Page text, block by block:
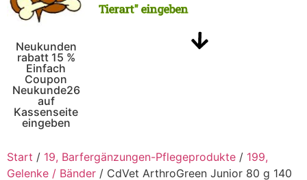
Neukunden
rabatt 15 %
Einfach
Coupon
Neukunde26
auf
Kassenseite
eingeben
Tierart" eingeben
Start / 19, Barfergänzungen-Pflegeprodukte / 199,
Gelenke / Bänder / CdVet ArthroGreen Junior 80 g 140